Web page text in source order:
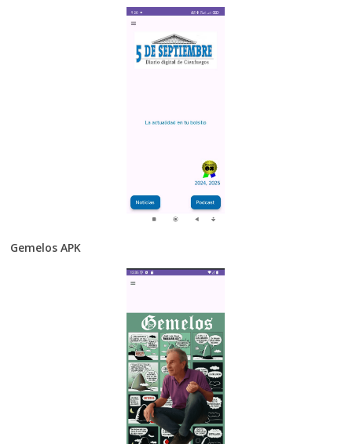
Gemelos APK